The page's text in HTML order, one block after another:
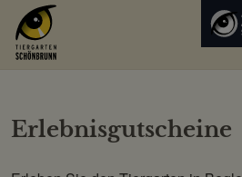
Erlebnisgutscheine